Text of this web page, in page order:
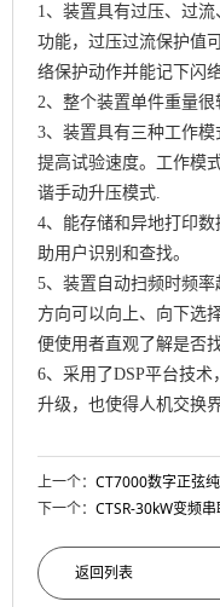
1、装置具有过压、过
功能，过压过流保护值
络保护动作并能记下闪
2、整个装置单件重量很
3、装置具有三种工作模
提高试验速度。工作模
谐手动升压模式.
4、能存储和异地打印
助用户识别和查找。
5、装置自动扫频时频
方向可以向上、向下选
便使用者直观了解是否
6、采用了DSP平台技
升级，也使得人机交换
上一个： CT7000数字正弦
下一个： CTSR-30kW变频
返回列表